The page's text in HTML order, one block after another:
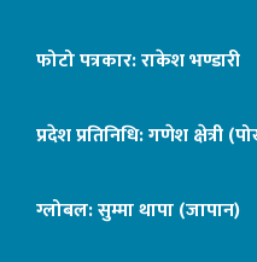
फोटो पत्रकार: राकेश भण्डारी
प्रदेश प्रतिनिधि: गणेश क्षेत्री
ग्लोबल: सुम्मा थापा (जापान)